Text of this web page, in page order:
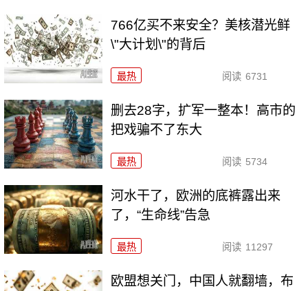
766亿买不来安全？美核潜光鲜
\"大计划\"的背后
最热 阅读 6731
删去28字，扩军一整本！高市的
把戏骗不了东大
最热 阅读 5734
河水干了，欧洲的底裤露出来
了，“生命线”告急
最热 阅读 11297
欧盟想关门，中国人就翻墙，布